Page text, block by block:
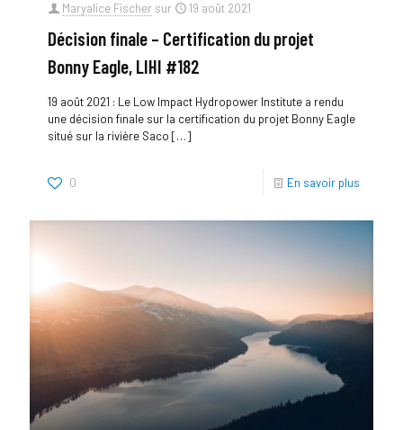
Maryalice Fischer sur 19 août 2021
Décision finale – Certification du projet
Bonny Eagle, LIHI #182
19 août 2021 : Le Low Impact Hydropower Institute a rendu
une décision finale sur la certification du projet Bonny Eagle
situé sur la rivière Saco […]
0 En savoir plus